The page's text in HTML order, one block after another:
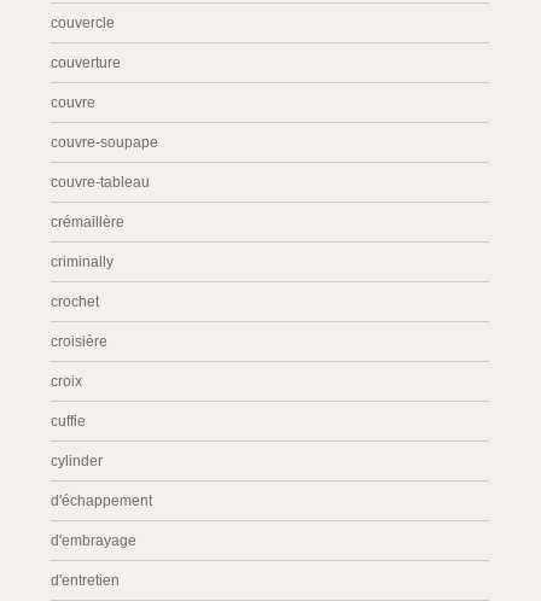
couvercle
couverture
couvre
couvre-soupape
couvre-tableau
crémaillère
criminally
crochet
croisière
croix
cuffie
cylinder
d'échappement
d'embrayage
d'entretien